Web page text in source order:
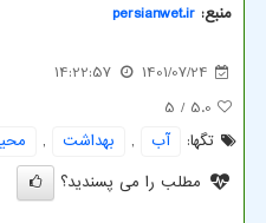
منبع: persianwet.ir
1401/07/24
14:22:57
5.0
/ 5
تگها:
آب , بهداشت ,
مطلب را می پسندید؟